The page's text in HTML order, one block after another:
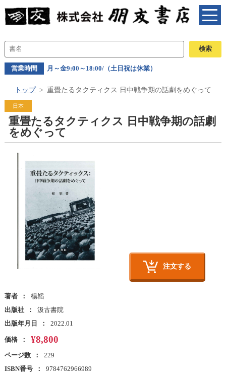
営業時間 月～金9:00～18:00/（土日祝は休業）
トップ 重畳たるタクティクス 日中戦争期の話劇をめぐって
日本
重畳たるタクティクス 日中戦争期の話劇
をめぐって
注文する
著者
楊韜
出版社
汲古書院
出版年月日
2022.01
価格 ¥8,800
ページ数
229
ISBN番号
9784762966989